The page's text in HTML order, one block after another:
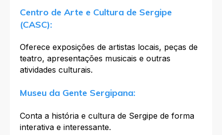
Centro de Arte e Cultura de Sergipe
(CASC):
Oferece exposições de artistas locais, peças de
teatro, apresentações musicais e outras
atividades culturais.
Museu da Gente Sergipana:
Conta a história e cultura de Sergipe de forma
interativa e interessante.